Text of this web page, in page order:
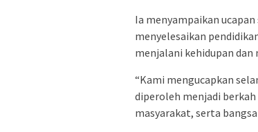
Ia menyampaikan
menyelesaikan
menjalani kehidupan
“Kami mengucapkan
diperoleh menjadi
masyarakat, serta